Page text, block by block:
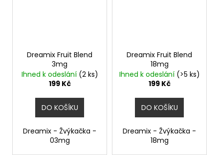
Dreamix Fruit Blend
3mg
Ihned k odeslání (2 ks)
199 Kč
DO KOŠÍKU
Dreamix - Žvýkačka -
03mg
Dreamix Fruit Blend
18mg
Ihned k odeslání (>5 ks)
199 Kč
DO KOŠÍKU
Dreamix - Žvýkačka -
18mg